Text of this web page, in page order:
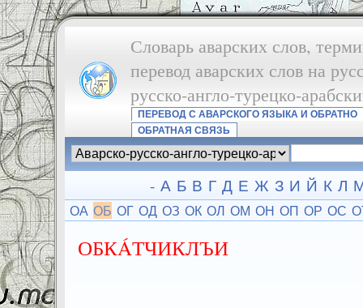
Словарь аварских слов,
перевод аварских слов на
русско-англо-турецко-
ПЕРЕВОД С АВАРСКОГО ЯЗЫКА И ОБРАТНО
ОБРАТНАЯ СВЯЗЬ
- А Б В Г Д Е Ж З И Й К Л
ОА ОБ ОГ ОД ОЗ ОК ОЛ ОМ ОН ОП ОР ОС
ОБКÁТЧИКЛЪИ